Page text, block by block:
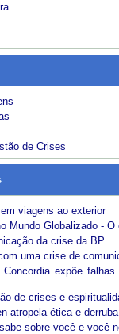
de Crises
viagens ao exterior
Mundo Globalizado - O
da crise da BP
uma crise de
expõe
de crises e
atropela ética e
sobre você e você